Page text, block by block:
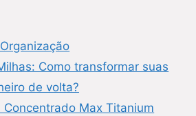
Como transformar suas
de volta?
Concentrado Max Titanium